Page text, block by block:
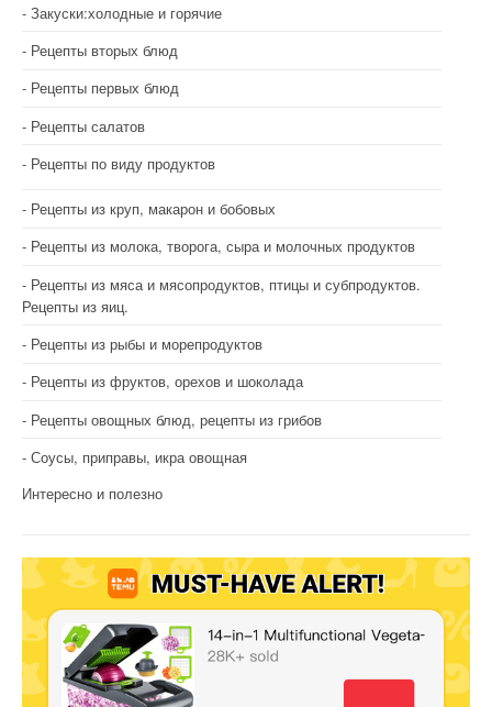
Закуски:холодные и горячие
Рецепты вторых блюд
Рецепты первых блюд
Рецепты салатов
Рецепты по виду продуктов
Рецепты из круп, макарон и бобовых
Рецепты из молока, творога, сыра и молочных продуктов
Рецепты из мяса и мясопродуктов, птицы и субпродуктов.
Рецепты из яиц.
Рецепты из рыбы и морепродуктов
Рецепты из фруктов, орехов и шоколада
Рецепты овощных блюд, рецепты из грибов
Соусы, приправы, икра овощная
Интересно и полезно